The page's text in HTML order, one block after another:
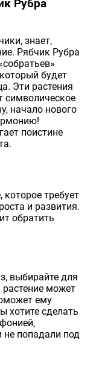
Рубра
знает,
Рябчик Рубра
будет
Эти растения
символическое
начало нового
поистине
требует
и развития.
обратить
выбирайте для
растение может
ему
хотите сделать
не попадали под